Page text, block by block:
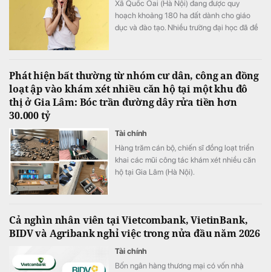
Xã Quốc Oai (Hà Nội) đang được quy
hoạch khoảng 180 ha đất dành cho giáo
dục và đào tạo. Nhiều trường đại học đã đề
Phát hiện bất thường từ nhóm cư dân, công an đồng
loạt ập vào khám xét nhiều căn hộ tại một khu đô
thị ở Gia Lâm: Bóc trần đường dây rửa tiền hơn
30.000 tỷ
Tài chính
Hàng trăm cán bộ, chiến sĩ đồng loạt triển
khai các mũi công tác khám xét nhiều căn
hộ tại Gia Lâm (Hà Nội).
Cả nghìn nhân viên tại Vietcombank, VietinBank,
BIDV và Agribank nghỉ việc trong nửa đầu năm 2026
Tài chính
Bốn ngân hàng thương mại có vốn nhà